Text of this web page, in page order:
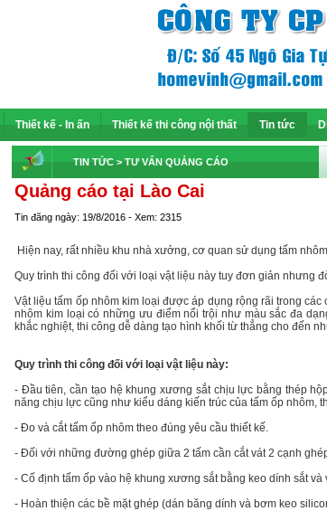
Thiết kế - In ấn Thiết kế thi công nội thất Tin tức
TIN TỨC > TƯ VẤN QUẢNG CÁO
Quảng cáo tại Lào Cai
Tin đăng ngày: 19/8/2016 - Xem: 2315
Hiện nay, rất nhiều khu nhà xưởng, cơ quan sử dụng tấm
Quy trình thi công đối với loại vật liệu này tuy đơn giản nhưng
Vật liệu tấm ốp nhôm kim loại được áp dụng rộng rãi trong
nhôm kim loại có những ưu điểm nổi trội như màu sắc đa
khắc nghiệt, thi công dễ dàng tạo hình khối từ thẳng cho đến
Quy trình thi công đối với loại vật liệu này:
- Đầu tiên, cần tạo hệ khung xương sắt chịu lực bằng thép
năng chịu lực cũng như kiểu dáng kiến trúc của tấm ốp nhôm,
- Đo và cắt tấm ốp nhôm theo đúng yêu cầu thiết kế.
- Đối với những đường ghép giữa 2 tấm cần cắt vát 2 cạnh
- Cố định tấm ốp vào hệ khung xương sắt bằng keo dính sắt và
- Hoàn thiện các bề mặt ghép (dán băng dính và bơm keo